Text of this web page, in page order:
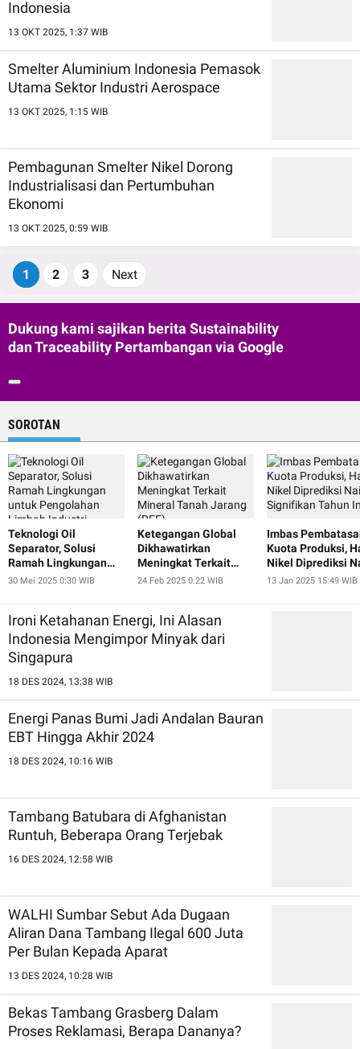
Indonesia
13 OKT 2025, 1:37 WIB
Smelter Aluminium Indonesia Pemasok
Utama Sektor Industri Aerospace
13 OKT 2025, 1:15 WIB
Pembagunan Smelter Nikel Dorong
Industrialisasi dan Pertumbuhan
Ekonomi
13 OKT 2025, 0:59 WIB
1 2 3 Next
Dukung kami sajikan berita Sustainability
dan Traceability Pertambangan via Google
SOROTAN
Teknologi Oil
Separator, Solusi
Ramah Lingkungan
untuk Pengolahan
30 Mei 2025 0:30 WIB
Ketegangan Global
Dikhawatirkan
Meningkat Terkait
Mineral Tanah Jarang
24 Feb 2025 0:22 WIB
Imbas
Kuota Produksi,
Nikel Diprediksi
Signifikan Tahun
13 Jan 2025 15:49 WIB
Ironi Ketahanan Energi, Ini Alasan
Indonesia Mengimpor Minyak dari
Singapura
18 DES 2024, 13:38 WIB
Energi Panas Bumi Jadi Andalan Bauran
EBT Hingga Akhir 2024
18 DES 2024, 10:16 WIB
Tambang Batubara di Afghanistan
Runtuh, Beberapa Orang Terjebak
16 DES 2024, 12:58 WIB
WALHI Sumbar Sebut Ada Dugaan
Aliran Dana Tambang Ilegal 600 Juta
Per Bulan Kepada Aparat
13 DES 2024, 10:28 WIB
Bekas Tambang Grasberg Dalam
Proses Reklamasi, Berapa Dananya?